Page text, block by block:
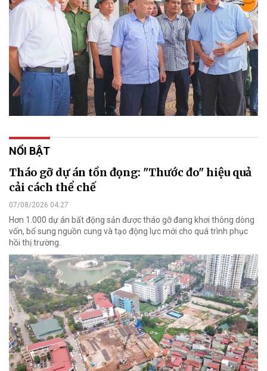
NỔI BẬT
Tháo gỡ dự án tồn đọng: "Thước đo" hiệu quả
cải cách thể chế
07/08/2026 04:27
Hơn 1.000 dự án bất động sản được tháo gỡ đang khơi thông dòng
vốn, bổ sung nguồn cung và tạo động lực mới cho quá trình phục
hồi thị trường.